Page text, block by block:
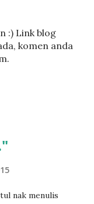
:) Link blog
komen anda
nak menulis